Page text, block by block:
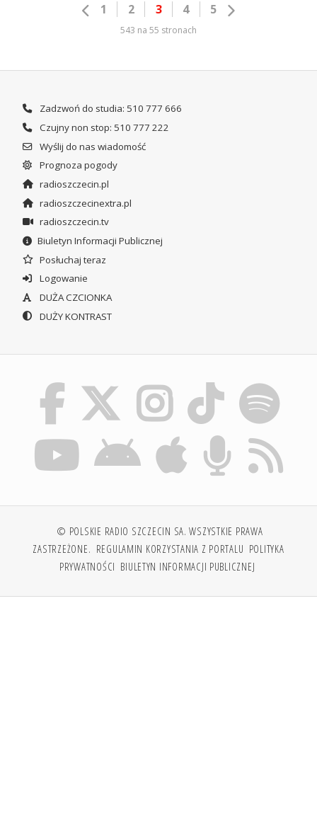
1 2 3 4 5
543 na 55 stronach
Zadzwoń do studia: 510 777 666
Czujny non stop: 510 777 222
Wyślij do nas wiadomość
Prognoza pogody
radioszczecin.pl
radioszczecinextra.pl
radioszczecin.tv
Biuletyn Informacji Publicznej
Posłuchaj teraz
Logowanie
DUŻA CZCIONKA
DUŻY KONTRAST
© POLSKIE RADIO SZCZECIN SA. WSZYSTKIE PRAWA
ZASTRZEŻONE. REGULAMIN KORZYSTANIA Z PORTALU POLITYKA
PRYWATNOŚCI BIULETYN INFORMACJI PUBLICZNEJ